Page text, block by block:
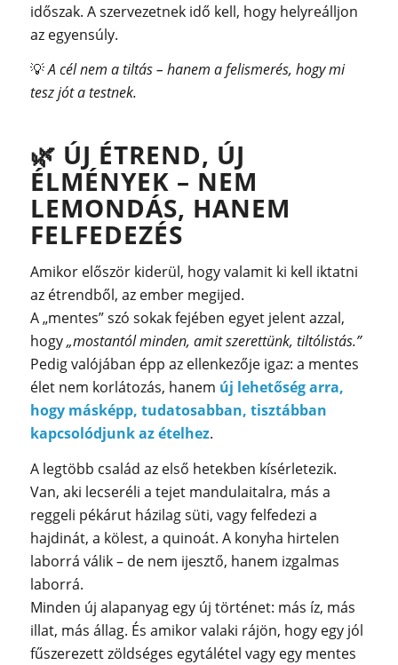
időszak. A szervezetnek idő kell, hogy helyreálljon
az egyensúly.
💡A cél nem a tiltás – hanem a felismerés, hogy mi
tesz jót a testnek.
🌿 ÚJ ÉTREND, ÚJ
ÉLMÉNYEK – NEM
LEMONDÁS, HANEM
FELFEDEZÉS
Amikor először kiderül, hogy valamit ki kell iktatni
az étrendből, az ember megijed.
A „mentes” szó sokak fejében egyet jelent azzal,
hogy„mostantól minden, amit szerettünk, tiltólistás.”
Pedig valójában épp az ellenkezője igaz: a mentes
élet nem korlátozás, hanem új lehetőség arra,
hogy másképp, tudatosabban, tisztábban
kapcsolódjunk az ételhez.
A legtöbb család az első hetekben kísérletezik.
Van, aki lecseréli a tejet mandulaitalra, más a
reggeli pékárut házilag süti, vagy felfedezi a
hajdinát, a kölest, a quinoát. A konyha hirtelen
laborrá válik – de nem ijesztő, hanem izgalmas
laborrá.
Minden új alapanyag egy új történet: más íz, más
illat, más állag. És amikor valaki rájön, hogy egy jól
fűszerezett zöldséges egytálétel vagy egy mentes